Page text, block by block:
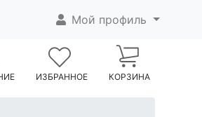
Мой профиль
ИЗБРАННОЕ КОРЗИНА